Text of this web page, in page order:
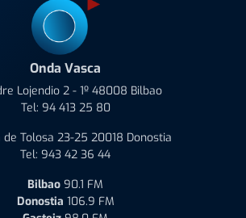
Onda Vasca
Lojendio 2 - 1º 48008 Bilbao
Tel: 94 413 25 80
de Tolosa 23-25 20018 Donostia
Tel: 943 42 36 44
Bilbao 90.1 FM
Donostia 106.9 FM